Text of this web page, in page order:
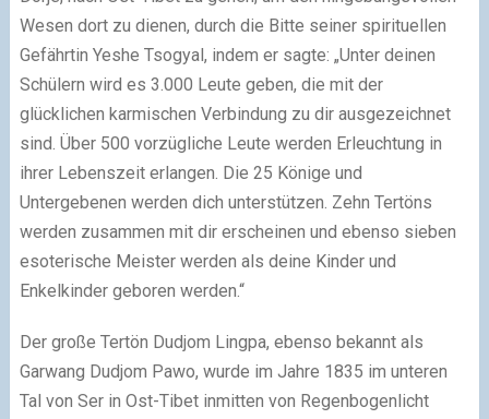
Wesen dort zu dienen, durch die Bitte seiner spirituellen
Gefährtin Yeshe Tsogyal, indem er sagte: „Unter deinen
Schülern wird es 3.000 Leute geben, die mit der
glücklichen karmischen Verbindung zu dir ausgezeichnet
sind. Über 500 vorzügliche Leute werden Erleuchtung in
ihrer Lebenszeit erlangen. Die 25 Könige und
Untergebenen werden dich unterstützen. Zehn Tertöns
werden zusammen mit dir erscheinen und ebenso sieben
esoterische Meister werden als deine Kinder und
Enkelkinder geboren werden.“
Der große Tertön Dudjom Lingpa, ebenso bekannt als
Garwang Dudjom Pawo, wurde im Jahre 1835 im unteren
Tal von Ser in Ost-Tibet inmitten von Regenbogenlicht